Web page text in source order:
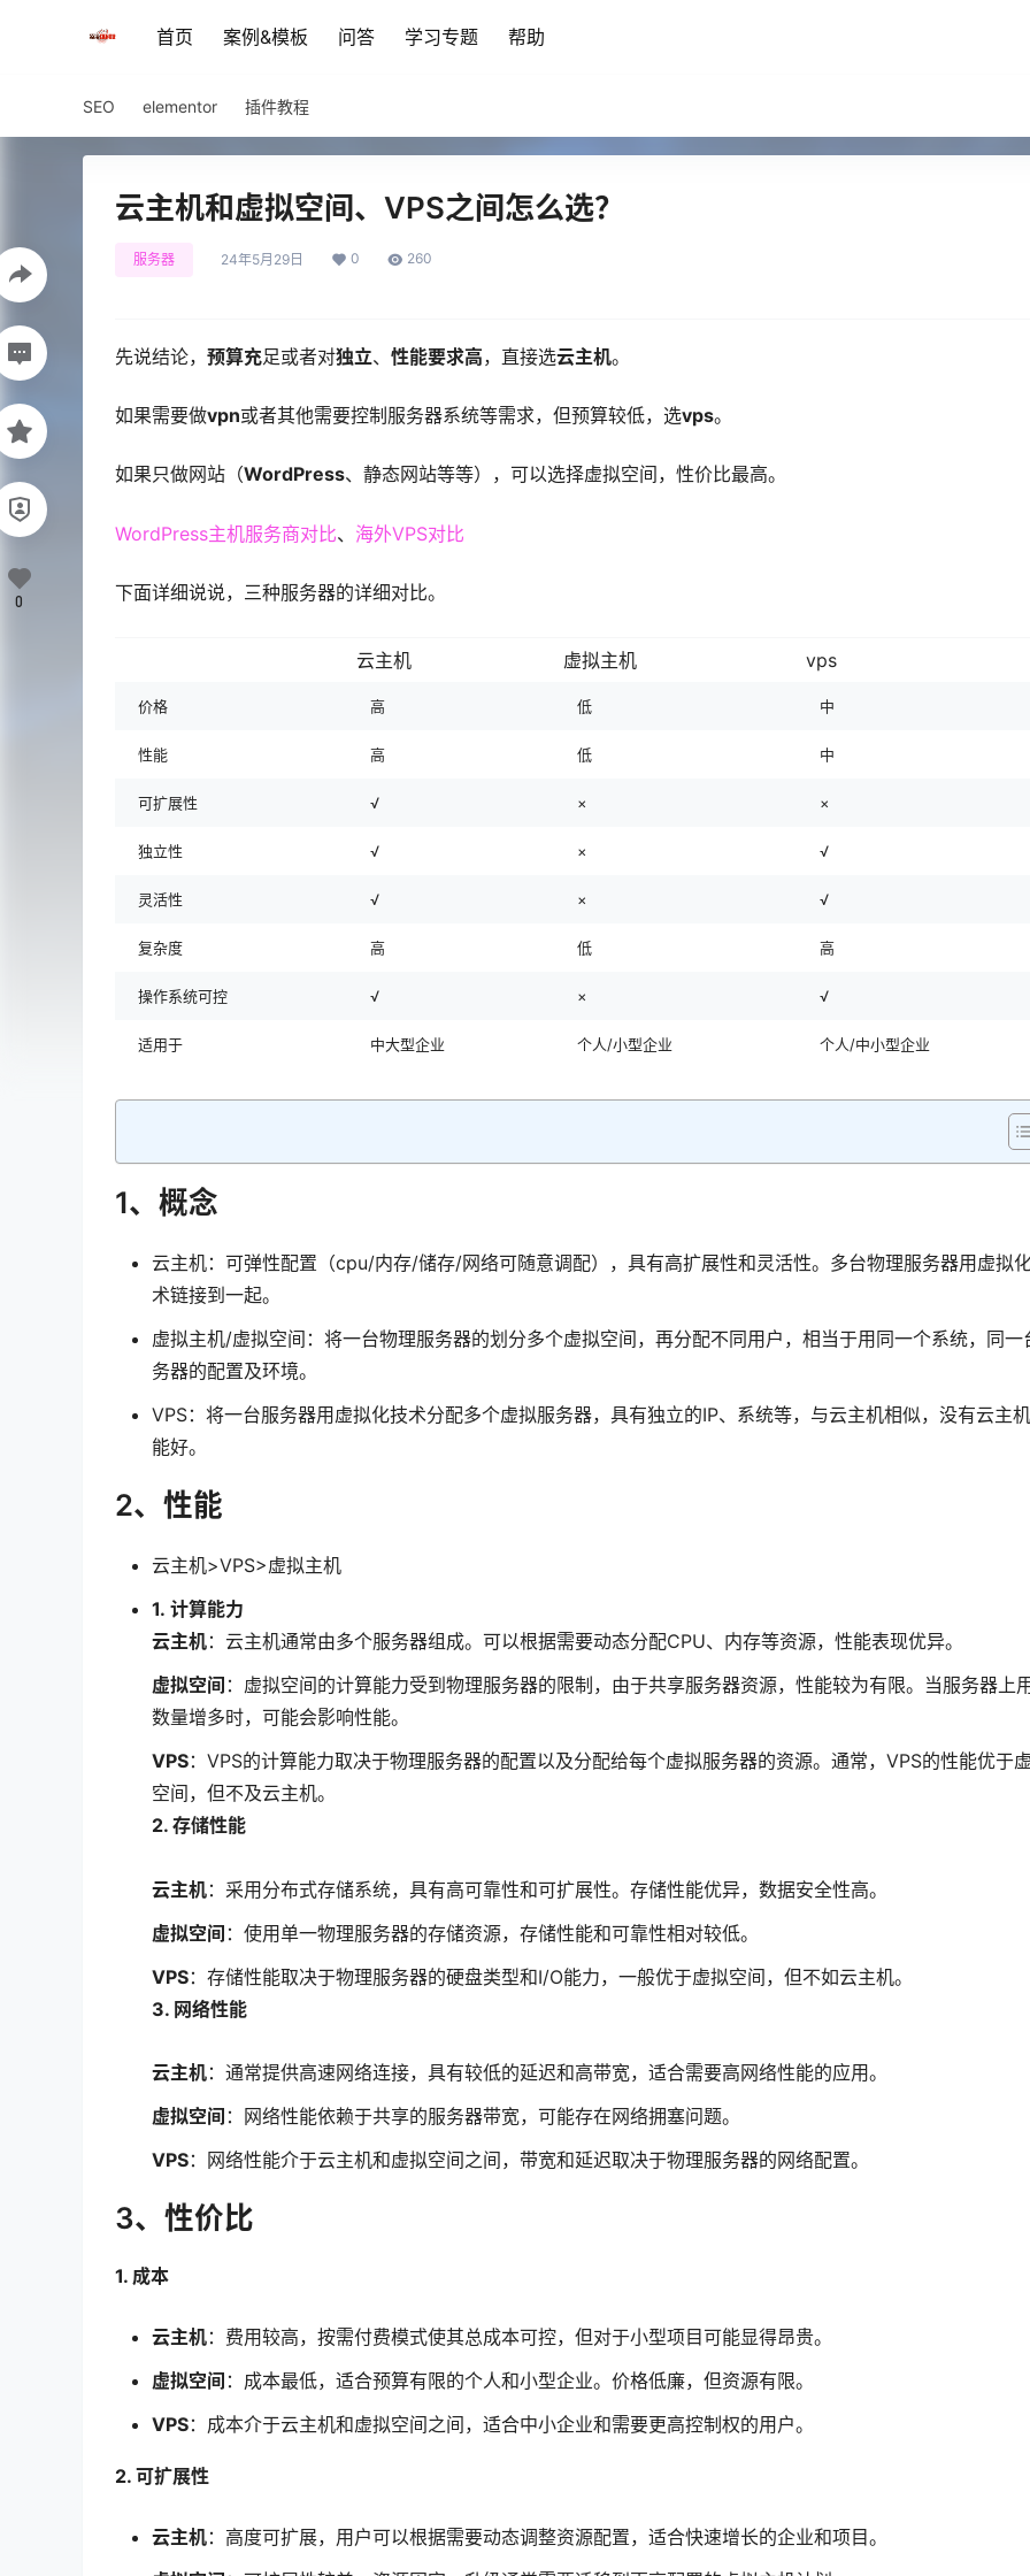
首页 案例&模板 问答 学习专题 帮助
SEO elementor 插件教程
云主机和虚拟空间、VPS之间怎么选？
服务器 24年5月29日 0 260
先说结论， 预算充足或者对独立、 性能要求高，直接选云主机。
如果需要做vpn或者其他需要控制服务器系统等需求，但预算较低，选vps。
如果只做网站（WordPress、静态网站等等），可以选择虚拟空间，性价比最高。
WordPress主机服务商对比、 海外VPS对比
下面详细说说，三种服务器的详细对比。
云主机 虚拟主机 vps
价格 高 低 中
性能 高 低 中
可扩展性 √ × ×
独立性 √ × √
灵活性 √ × √
复杂度 高 低 高
操作系统可控 √ × √
适用于 中大型企业 个人/小型企业 个人/中小型企业
1、概念
云主机：可弹性配置（cpu/内存/储存/网络可随意调配），具有高扩展性和灵活性。多台物理服务器用虚拟
术链接到一起。
虚拟主机/虚拟空间：将一台物理服务器的划分多个虚拟空间，再分配不同用户，相当于用同一个系统，同一
务器的配置及环境。
VPS：将一台服务器用虚拟化技术分配多个虚拟服务器，具有独立的IP、系统等，与云主机相似，没有云主
能好。
2、性能
云主机>VPS>虚拟主机
1. 计算能力
云主机：云主机通常由多个服务器组成。可以根据需要动态分配CPU、内存等资源，性能表现优异。
虚拟空间 ：虚拟空间的计算能力受到物理服务器的限制，由于共享服务器资源，性能较为有限。当服务器上
数量增多时，可能会影响性能。
VPS：VPS的计算能力取决于物理服务器的配置以及分配给每个虚拟服务器的资源。通常，VPS的性能优于
空间，但不及云主机。
2. 存储性能
云主机：采用分布式存储系统，具有高可靠性和可扩展性。存储性能优异，数据安全性高。
虚拟空间 ：使用单一物理服务器的存储资源，存储性能和可靠性相对较低。
VPS：存储性能取决于物理服务器的硬盘类型和I/O能力，一般优于虚拟空间，但不如云主机。
3. 网络性能
云主机：通常提供高速网络连接，具有较低的延迟和高带宽，适合需要高网络性能的应用。
虚拟空间 ：网络性能依赖于共享的服务器带宽，可能存在网络拥塞问题。
VPS：网络性能介于云主机和虚拟空间之间，带宽和延迟取决于物理服务器的网络配置。
3、性价比
1. 成本
云主机：费用较高，按需付费模式使其总成本可控，但对于小型项目可能显得昂贵。
虚拟空间 ：成本最低，适合预算有限的个人和小型企业。价格低廉，但资源有限。
VPS：成本介于云主机和虚拟空间之间，适合中小企业和需要更高控制权的用户。
2. 可扩展性
云主机：高度可扩展，用户可以根据需要动态调整资源配置，适合快速增长的企业和项目。
0